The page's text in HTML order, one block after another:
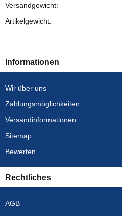
Versandgewicht:
Artikelgewicht:
Informationen
Wir über uns
Zahlungsmöglichkeiten
Versandinformationen
Sitemap
Bewerten
Rechtliches
AGB